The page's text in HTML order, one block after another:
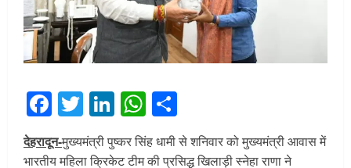
Facebook
Twitter
LinkedIn
WhatsApp
देहरादून-मुख्यमंत्री पुष्कर सिंह धामी से शनिवार को मुख्यमंत्री आवास में
भारतीय महिला क्रिकेट टीम की प्रसिद्ध खिलाड़ी स्नेहा राणा ने